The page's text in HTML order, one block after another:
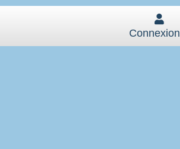
Connexion